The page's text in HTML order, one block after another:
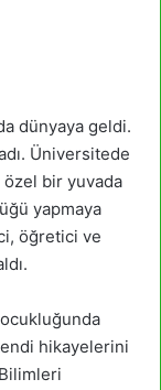
dünyaya geldi.
Üniversitede
özel bir yuvada
yapmaya
öğretici ve
hikayelerini